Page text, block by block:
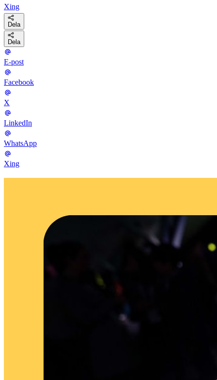
Xing
Dela
Dela
E-post
Facebook
X
LinkedIn
WhatsApp
Xing